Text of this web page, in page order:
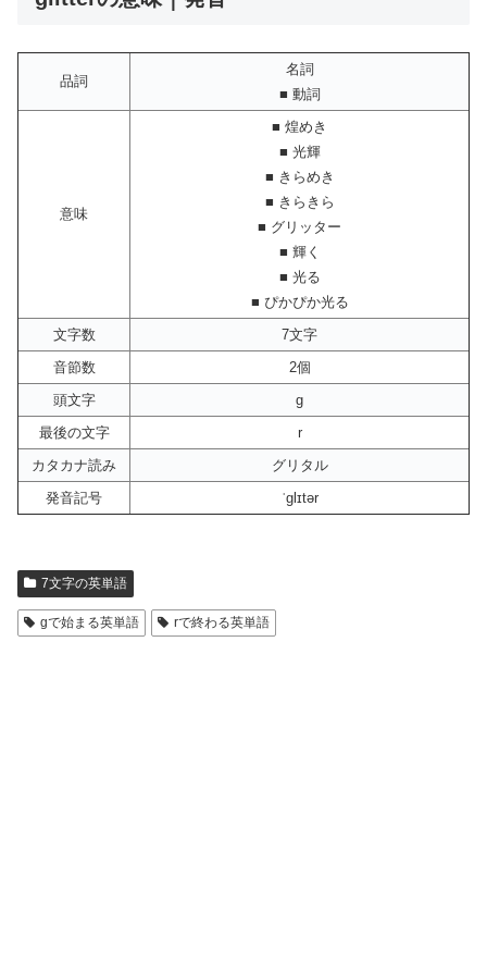
品詞
名詞
■ 動詞
意味
■ 煌めき
■ 光輝
■ きらめき
■ きらきら
■ グリッター
■ 輝く
■ 光る
■ ぴかぴか光る
文字数
7文字
音節数
2個
頭文字
g
最後の文字
r
カタカナ読み
グリタル
発音記号
ˈglɪtər
7文字の英単語
gで始まる英単語 rで終わる英単語